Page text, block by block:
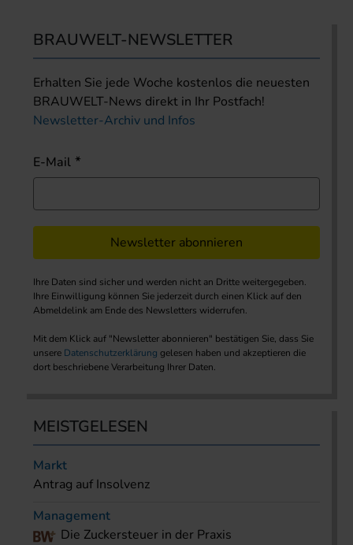
BRAUWELT-NEWSLETTER
Erhalten Sie jede Woche kostenlos die neuesten
BRAUWELT-News direkt in Ihr Postfach!
Newsletter-Archiv und Infos
E-Mail
Newsletter abonnieren
Ihre Daten sind sicher und werden nicht an Dritte weitergegeben.
Ihre Einwilligung können Sie jederzeit durch einen Klick auf den
Abmeldelink am Ende des Newsletters widerrufen.
Mit dem Klick auf "Newsletter abonnieren" bestätigen Sie, dass Sie
unsere Datenschutzerklärung gelesen haben und akzeptieren die
dort beschriebene Verarbeitung Ihrer Daten.
MEISTGELESEN
Markt
Antrag auf Insolvenz
Management
Die Zuckersteuer in der Praxis